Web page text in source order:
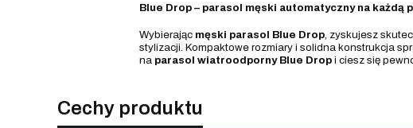
Blue Drop – parasol męski automatyczny na każdą
Wybierając męski parasol Blue Drop, zyskujesz
stylizacji. Kompaktowe rozmiary i solidna konstrukcja
na parasol wiatroodporny Blue Dropi ciesz się
Cechy produktu